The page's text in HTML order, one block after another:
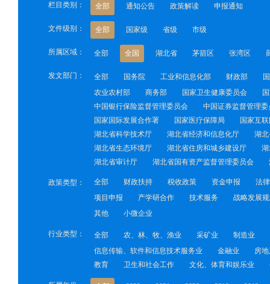
栏目类别： 全部 通知公告 政策解读 申报通知
文件级别： 全部 国家级 省级 市级
所属区域： 全部 全国 湖北省 茅箭区 张湾区
发文部门： 全部 国务院 工业和信息化部 财政部
农业农村部
商务部 国家卫生健康委员会
中国银行保险监督管理委员会
中国证券监督管理委
国家国际发展合作署
国家医疗保障局
国家互
湖北省科学技术厅
湖北省经济和信息化厅
湖
湖北省生态环境厅
湖北省住房和城乡建设厅
湖北省审计厅
湖北省国有资产监督管理委员会
政策类型： 全部 财政扶持 税收政策 资金申报
法
项目申报
产学研合作 技术服务
战略发展
其他
小微企业
行业类型： 全部 农、林、牧、渔业 采矿业
制造业
信息传输、软件和信息技术服务业
金融业
房
教育
卫生和社会工作 文化、体育和娱乐业